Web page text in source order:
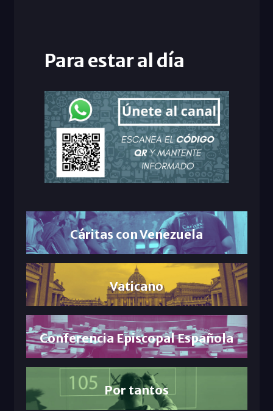
Para estar al día
Cáritas con Venezuela
Vaticano
Conferencia Episcopal Española
Por tantos